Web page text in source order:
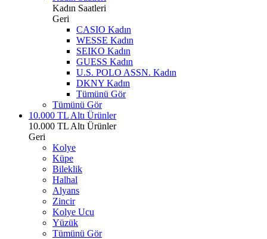
Kadın Saatleri
Geri
CASIO Kadın
WESSE Kadın
SEIKO Kadın
GUESS Kadın
U.S. POLO ASSN. Kadın
DKNY Kadın
Tümünü Gör
Tümünü Gör
10.000 TL Altı Ürünler
10.000 TL Altı Ürünler
Geri
Kolye
Küpe
Bileklik
Halhal
Alyans
Zincir
Kolye Ucu
Yüzük
Tümünü Gör